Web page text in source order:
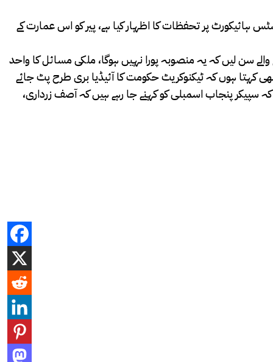
ہائیکورٹ پر تحفظات کا اظہار کیا ہے، پیر کو اس عمارت کے
سن لیں کہ یہ منصوبہ پورا نہیں ہوگا، ملکی مسائل کا واحد
کہتا ہوں کہ ٹیکنوکریٹ حکومت کا آئیڈیا بری طرح پٹ جائے
سپیکر پنجاب اسمبلی کو کہنے جا رہے ہیں کہ آصف زرداری،